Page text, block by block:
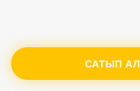
САТЫП